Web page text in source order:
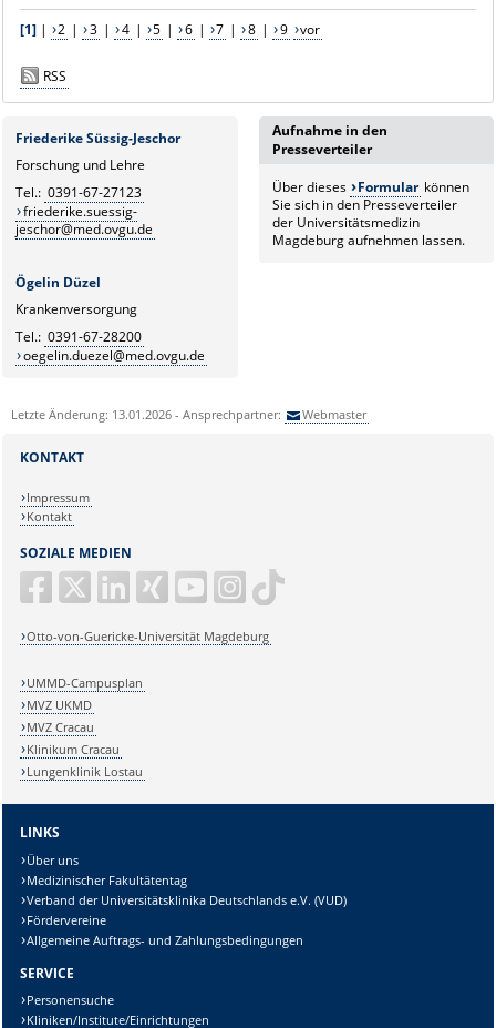
[1]| 2 | 3 | 4 | 5 | 6 | 7 | 8 | 9 vor
RSS
Friederike Süssig-Jeschor
Forschung und Lehre
Tel.: 0391-67-27123
friederike.suessig-
jeschor@med.ovgu.de
Ögelin Düzel
Krankenversorgung
Tel.: 0391-67-28200
oegelin.duezel@med.ovgu.de
Aufnahme in den
Presseverteiler
Über dieses
Formular können
Sie sich in den Presseverteiler
der Universitätsmedizin
Magdeburg aufnehmen lassen.
Letzte Änderung: 13.01.2026 - Ansprechpartner: Webmaster
SOZIALE MEDIEN
Otto-von-Guericke-Universität Magdeburg
KONTAKT
Impressum
Kontakt
UMMD-Campusplan
MVZ UKMD
MVZ Cracau
Klinikum Cracau
Lungenklinik Lostau
LINKS
Über uns
Medizinischer Fakultätentag
Verband der Universitätsklinika Deutschlands e.V. (VUD)
Fördervereine
Allgemeine Auftrags- und Zahlungsbedingungen
SERVICE
Personensuche
Kliniken/Institute/Einrichtungen